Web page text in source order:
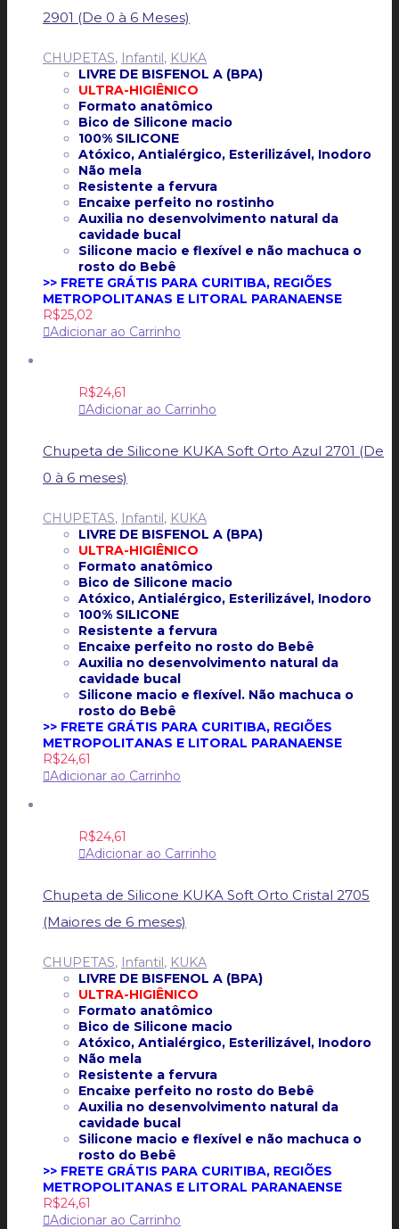
2901 (De 0 à 6 Meses)
CHUPETAS, Infantil, KUKA
LIVRE DE BISFENOL A (BPA)
ULTRA-HIGIÊNICO
Formato anatômico
Bico de Silicone macio
100% SILICONE
Atóxico, Antialérgico, Esterilizável, Inodoro
Não mela
Resistente a fervura
Encaixe perfeito no rostinho
Auxilia no desenvolvimento natural da
cavidade bucal
Silicone macio e flexível e não machuca o
rosto do Bebê
>> FRETE GRÁTIS PARA CURITIBA, REGIÕES
METROPOLITANAS E LITORAL PARANAENSE
R$25,02
Adicionar ao Carrinho
R$24,61
Adicionar ao Carrinho
Chupeta de Silicone KUKA Soft Orto Azul 2701 (De
0 à 6 meses)
CHUPETAS, Infantil, KUKA
LIVRE DE BISFENOL A (BPA)
ULTRA-HIGIÊNICO
Formato anatômico
Bico de Silicone macio
Atóxico, Antialérgico, Esterilizável, Inodoro
100% SILICONE
Resistente a fervura
Encaixe perfeito no rosto do Bebê
Auxilia no desenvolvimento natural da
cavidade bucal
Silicone macio e flexível. Não machuca o
rosto do Bebê
>> FRETE GRÁTIS PARA CURITIBA, REGIÕES
METROPOLITANAS E LITORAL PARANAENSE
R$24,61
Adicionar ao Carrinho
R$24,61
Adicionar ao Carrinho
Chupeta de Silicone KUKA Soft Orto Cristal 2705
(Maiores de 6 meses)
CHUPETAS, Infantil, KUKA
LIVRE DE BISFENOL A (BPA)
ULTRA-HIGIÊNICO
Formato anatômico
Bico de Silicone macio
Atóxico, Antialérgico, Esterilizável, Inodoro
Não mela
Resistente a fervura
Encaixe perfeito no rosto do Bebê
Auxilia no desenvolvimento natural da
cavidade bucal
Silicone macio e flexível e não machuca o
rosto do Bebê
>> FRETE GRÁTIS PARA CURITIBA, REGIÕES
METROPOLITANAS E LITORAL PARANAENSE
R$24,61
Adicionar ao Carrinho